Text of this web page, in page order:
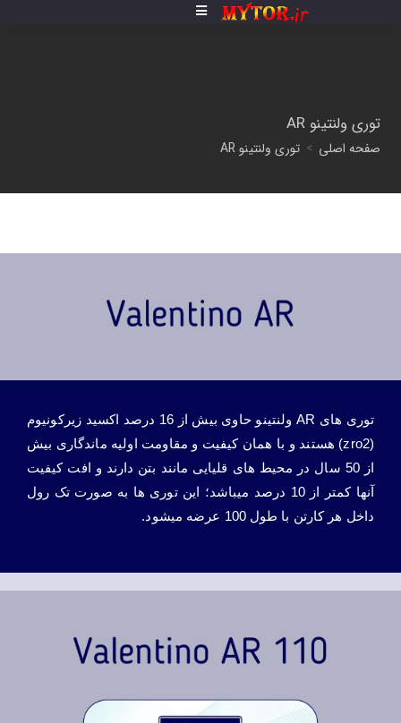
توری ولنتینو AR
صفحه اصلی > توری ولنتینو AR
توری های AR ولنتینو حاوی بیش از 16 درصد اکسید زیرکونیوم
(zro2) هستند و با همان کیفیت و مقاومت اولیه ماندگاری بیش
از 50 سال در محیط های قلیایی مانند بتن دارند و افت کیفیت
آنها کمتر از 10 درصد میباشد؛ این توری ها به صورت تک رول
داخل هر کارتن با طول 100 عرضه میشود.